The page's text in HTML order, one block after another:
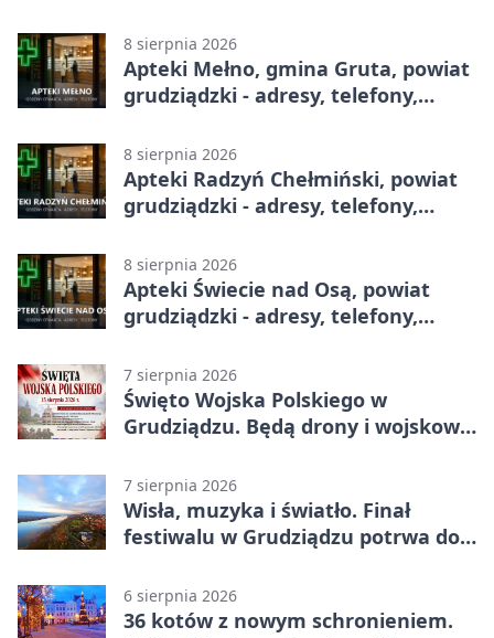
8 sierpnia 2026
Apteki Mełno, gmina Gruta, powiat
grudziądzki - adresy, telefony,
8 sierpnia 2026
Apteki Radzyń Chełmiński, powiat
grudziądzki - adresy, telefony,
8 sierpnia 2026
Apteki Świecie nad Osą, powiat
grudziądzki - adresy, telefony,
7 sierpnia 2026
Święto Wojska Polskiego w
Grudziądzu. Będą drony i wojskowa
7 sierpnia 2026
Wisła, muzyka i światło. Finał
festiwalu w Grudziądzu potrwa do
6 sierpnia 2026
36 kotów z nowym schronieniem.